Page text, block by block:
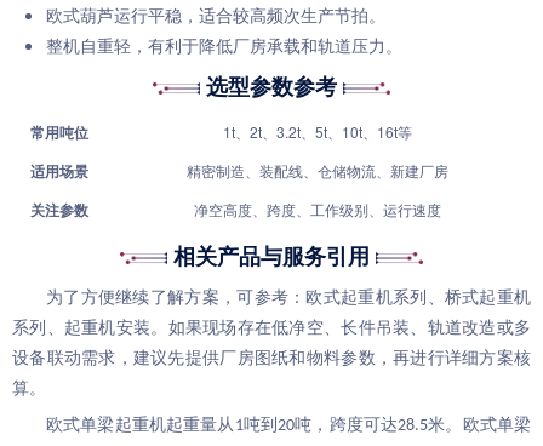
欧式葫芦运行平稳，适合较高频次生产节拍。
整机自重轻，有利于降低厂房承载和轨道压力。
选型参数参考
常用吨位 1t、2t、3.2t、5t、10t、16t等
适用场景 精密制造、装配线、仓储物流、新建厂房
关注参数 净空高度、跨度、工作级别、运行速度
相关产品与服务引用
为了方便继续了解方案，可参考：欧式起重机系列
桥式起重机
系列
起重机安装。如果现场存在低净空、长件吊装、轨道改造或多
设备联动需求，建议先提供厂房图纸和物料参数，再进行详细方案核
算。
欧式单梁 起重机起重量从 1吨到 20吨，跨度可达28.5米。
欧式单梁